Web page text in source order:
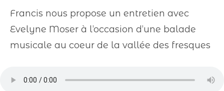
Francis nous propose un entretien avec
Evelyne Moser à l’occasion d’une balade
musicale au coeur de la vallée des fresques